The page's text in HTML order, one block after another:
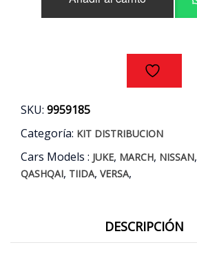
SKU: 9959185
Categoría: KIT DISTRIBUCION
Cars Models : JUKE, MARCH, NISSAN,
QASHQAI, TIIDA, VERSA,
DESCRIPCIÓN